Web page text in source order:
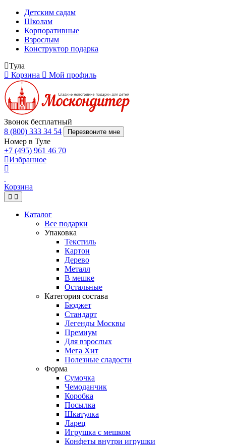
Детским садам
Школам
Корпоративные
Взрослым
Конструктор подарка
Тула
Корзина
Мой профиль
Звонок бесплатный
8 (800) 333 34 54
Перезвоните мне
Номер в Туле
+7 (495) 961 46 70
Избранное
Корзина
Каталог
Все подарки
Упаковка
Текстиль
Картон
Дерево
Металл
В мешке
Остальные
Категория состава
Бюджет
Стандарт
Легенды Москвы
Премиум
Для взрослых
Мега Хит
Полезные сладости
Форма
Сумочка
Чемоданчик
Коробка
Посылка
Шкатулка
Ларец
Игрушка с мешком
Конфеты внутри игрушки